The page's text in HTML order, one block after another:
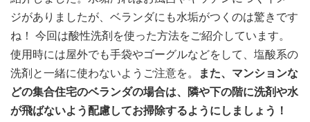
ジがありましたが、ベランダにも水垢がつくのは驚きです
ね！ 今回は酸性洗剤を使った方法をご紹介しています。
使用時には屋外でも手袋やゴーグルなどをして、塩酸系の
洗剤と一緒に使わないようご注意を。
また、マンションな
どの集合住宅のベランダの場合は、隣や下の階に洗剤や水
が飛ばないよう配慮してお掃除するようにしましょう！